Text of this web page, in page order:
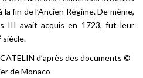
fin de l’Ancien Régime. De même,
III avait acquis en 1723, fut leur
siècle.
d’après des documents ©
de Monaco